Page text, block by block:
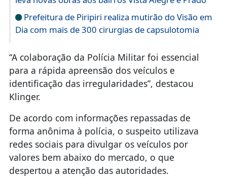
Prefeitura de Piripiri realiza mutirão do Visão em
Dia com mais de 300 cirurgias de capsulotomia
“A colaboração da Polícia Militar foi essencial
para a rápida apreensão dos veículos e
identificação das irregularidades”, destacou
Klinger.
De acordo com informações repassadas de
forma anônima à polícia, o suspeito utilizava
redes sociais para divulgar os veículos por
valores bem abaixo do mercado, o que
despertou a atenção das autoridades.